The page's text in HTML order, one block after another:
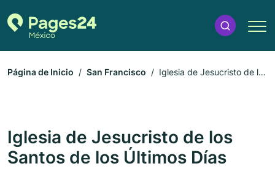
Página de Inicio San Francisco
Iglesia de Jesucristo de los
Iglesia de Jesucristo de los
Santos de los Últimos Días